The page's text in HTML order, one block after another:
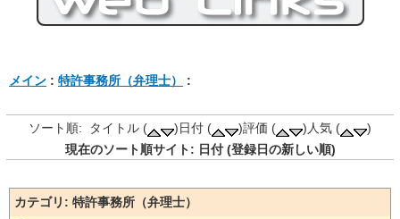
メイン : 特許事務所（弁理士） :
ソート順: タイトル ( )日付 ( )評価 ( )人気 (
)
現在のソート順サイト: 日付 (登録日の新しい順)
カテゴリ: 特許事務所（弁理士）